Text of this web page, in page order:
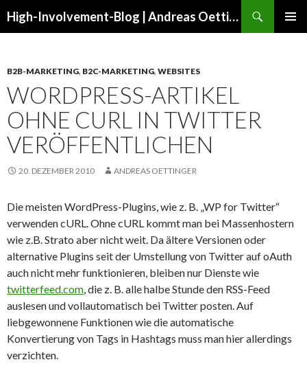
High-Involvement-Blog | Andreas Oettinger
B2B-MARKETING, B2C-MARKETING, WEBSITES
WORDPRESS-ARTIKEL
OHNE CURL IN TWITTER
VERÖFFENTLICHEN
20. DEZEMBER 2010 ANDREAS OETTINGER
Die meisten WordPress-Plugins, wie z. B. „WP for Twitter“
verwenden cURL. Ohne cURL kommt man bei Massenhostern
wie z.B. Strato aber nicht weit. Da ältere Versionen oder
alternative Plugins seit der Umstellung von Twitter auf oAuth
auch nicht mehr funktionieren, bleiben nur Dienste wie
twitterfeed.com, die z. B. alle halbe Stunde den RSS-Feed
auslesen und vollautomatisch bei Twitter posten. Auf
liebgewonnene Funktionen wie die automatische
Konvertierung von Tags in Hashtags muss man hier allerdings
verzichten.